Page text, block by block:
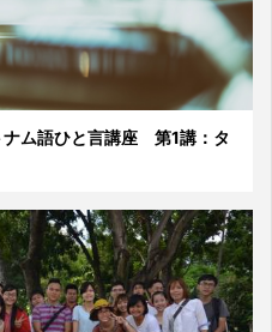
ム語ひと言講座 第1講：タ